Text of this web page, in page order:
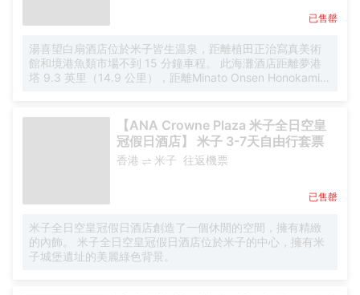
已售罄
湯喜望白扇酒店位於米子皆生温泉，距離植田正治寫真美術
館和境港魚類市場不到 15 分鐘車程。 此海灘酒店距離夢港
塔 9.3 英里（14.9 公里），距離Minato Onsen Honokami
酒店的咖啡館享用美味餐點；也可以待在房間裏，享受部分
時段客房送餐服務。您可以到酒吧/酒廊，點一杯喜歡的飲
品，暢飲一番。每天 7:30 至 8:30 提供收費的當地美食早
餐。 特色服務/設施包括行李寄存、前台保管箱和電梯。酒店
電視。提供免費無線網絡，方便您與朋友保持聯繫。便利設
施包括保險箱和冰箱；而且每天提供客房服務。
【ANA Crowne Plaza 米子全日空皇
冠假日酒店】 米子 3-7天自由行套票
香港 米子 往返機票
已售罄
米子全日空皇冠假日酒店創造了一個休閒的空間，擁有精緻
的內飾。 米子全日空皇冠假日酒店位於米子的中心，擁有米
子城堡遺址的美麗綠色背景。